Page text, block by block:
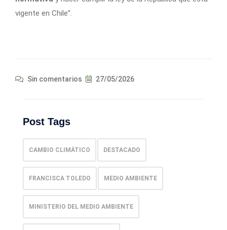
vigente en Chile”.
Sin comentarios 27/05/2026
Post Tags
CAMBIO CLIMÁTICO DESTACADO
FRANCISCA TOLEDO MEDIO AMBIENTE
MINISTERIO DEL MEDIO AMBIENTE